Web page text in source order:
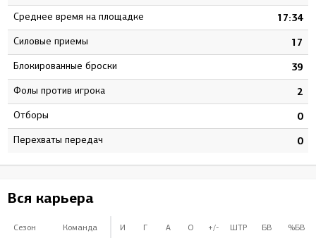
Среднее время на площадке 17:34
Силовые приемы 17
Блокированные броски 39
Фолы против игрока 2
Отборы 0
Перехваты передач 0
Вся карьера
Сезон Команда И Г А О +/- ШТР БВ %БВ